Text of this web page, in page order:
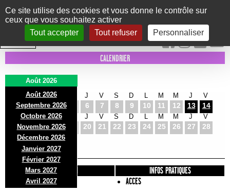
Panneau de gestion des cookies
Ce site utilise des cookies et vous donne le contrôle sur
ceux que vous souhaitez activer
Tout accepter
Tout refuser Personnaliser
Le Marni
CONCERTS DANSE/CIRQUE THÉÂTRE KIDS EXPOS EVENTS
INTRA MUROS
CALENDRIER
Août 2026
Août 2026
Septembre 2026
Octobre 2026
Novembre 2026
Décembre 2026
Janvier 2027
Février 2027
Mars 2027
Avril 2027
D
2
L
3
M
4
J
6
V
7
S
8
D
9 10
M
11
M
12
J
13
V
14
D
16
L
17
M
18
J
20
V
21
S
22
D
23 24
M
25
M
26
J
27
V
28
D
30
L
31
PRÉSENTATION
INFOS PRATIQUES
ACCES